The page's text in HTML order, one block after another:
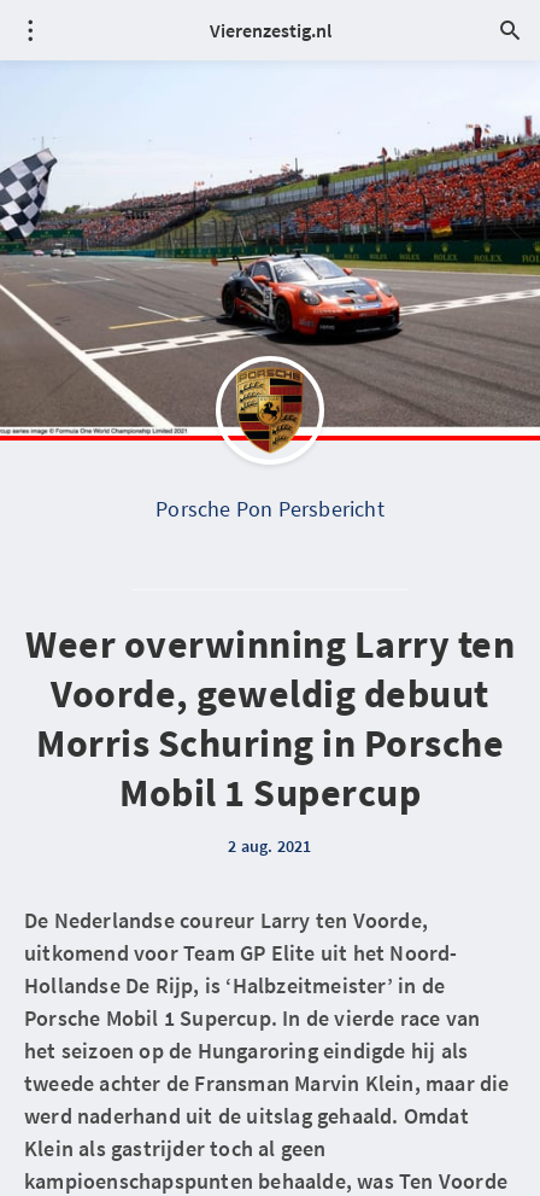
Vierenzestig.nl
Porsche Pon Persbericht
Weer overwinning Larry ten
Voorde, geweldig debuut
Morris Schuring in Porsche
Mobil 1 Supercup
2 aug. 2021
De Nederlandse coureur Larry ten Voorde,
uitkomend voor Team GP Elite uit het Noord-
Hollandse De Rijp, is ‘Halbzeitmeister’ in de
Porsche Mobil 1 Supercup. In de vierde race van
het seizoen op de Hungaroring eindigde hij als
tweede achter de Fransman Marvin Klein, maar die
werd naderhand uit de uitslag gehaald. Omdat
Klein als gastrijder toch al geen
kampioenschapspunten behaalde, was Ten Voorde